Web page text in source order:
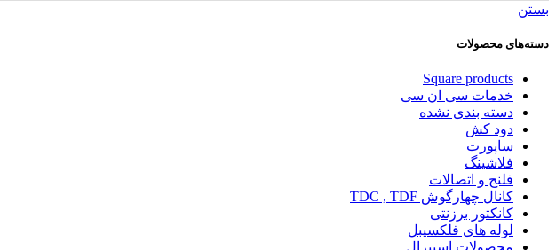
بستن
دسته‌های محصولات
Square products
خدمات سی ان سی
دسته بندی نشده
دود کش
ساپورت
فلاشینگ
فلنج و اتصالات
کانال چهارگوش TDC , TDF
کانکتور برزنتی
لوله های فلکسیبل